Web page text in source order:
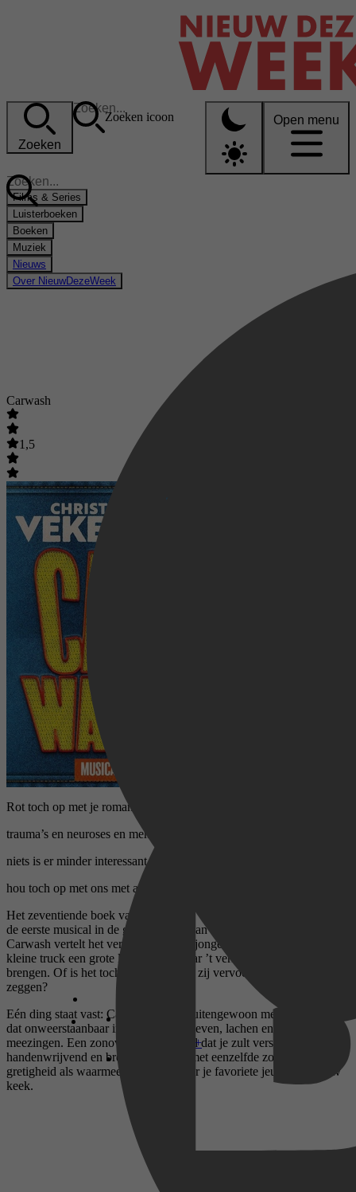
Zoeken
Zoeken icoon Open menu
Films & Series
Disney+
Luisterboeken
Boeken
Muziek
Nieuws
Over NieuwDezeWeek
Carwash
1,5
Rot toch op met je romans vol rare schijnproblemen
trauma’s en neuroses en mensen die alsmaar wenen
niets is er minder interessant dan je – burps – binnenwereld
hou toch op met ons met al die onzin te vervelen
Het zeventiende boek van Christophe Vekeman is niets minder dan
de eerste musical in de geschiedenis van de wereldliteratuur.
Carwash vertelt het verhaal van twee jonge geliefden die in een
kleine truck een grote lading jeans naar ’t verre Bullet moeten
brengen. Of is het toch iets anders dat zij vervoeren? Wie zal het
zeggen?
Eén ding staat vast: Carwash is een buitengewoon meeslepend boek
dat onweerstaanbaar inviteert tot meeleven, lachen en zelfs
meezingen. Een zonovergoten verhaal dat je zult verslinden,
handenwrijvend en breed grijnzend, met eenzelfde zorgeloze
gretigheid als waarmee je vroeger naar je favoriete jeugdserie op tv
keek.